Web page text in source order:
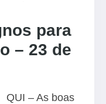
para
– 23 de
QUI – As boas